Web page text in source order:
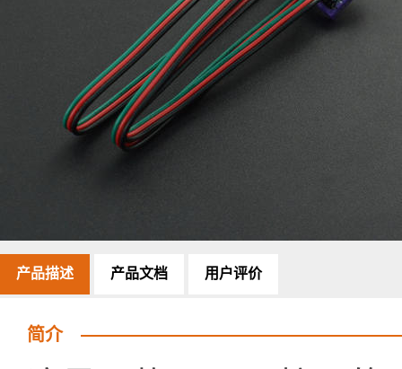
产品描述 产品文档 用户评价
简介